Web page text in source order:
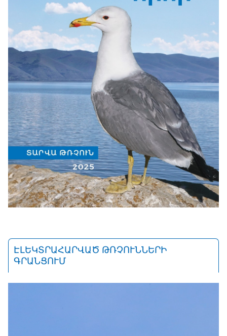
ԷԼԵԿՏՐԱՀԱՐՎԱԾ ԹՌՉՈՒՆՆԵՐԻ
ԳՐԱՆՑՈՒՄ